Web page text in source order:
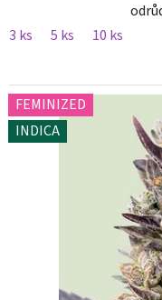
3 ks
5 ks 10 ks
FEMINIZED
INDICA